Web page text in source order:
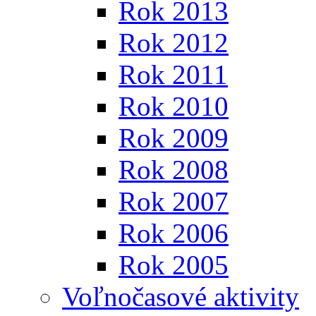
Rok 2013
Rok 2012
Rok 2011
Rok 2010
Rok 2009
Rok 2008
Rok 2007
Rok 2006
Rok 2005
Voľnočasové aktivity